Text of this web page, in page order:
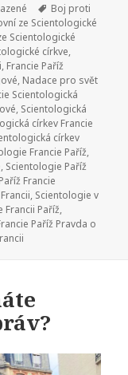
Štítky:
Boj proti
ze Scientologické
Scientologické
církve,
, Francie Paříž
, Nadace pro svět
Scientologická
, Scientologická
církev Francie
církev
Francie Paříž,
, Scientologie Paříž
Francie
, Scientologie v
Francii Paříž,
Paříž Pravda o